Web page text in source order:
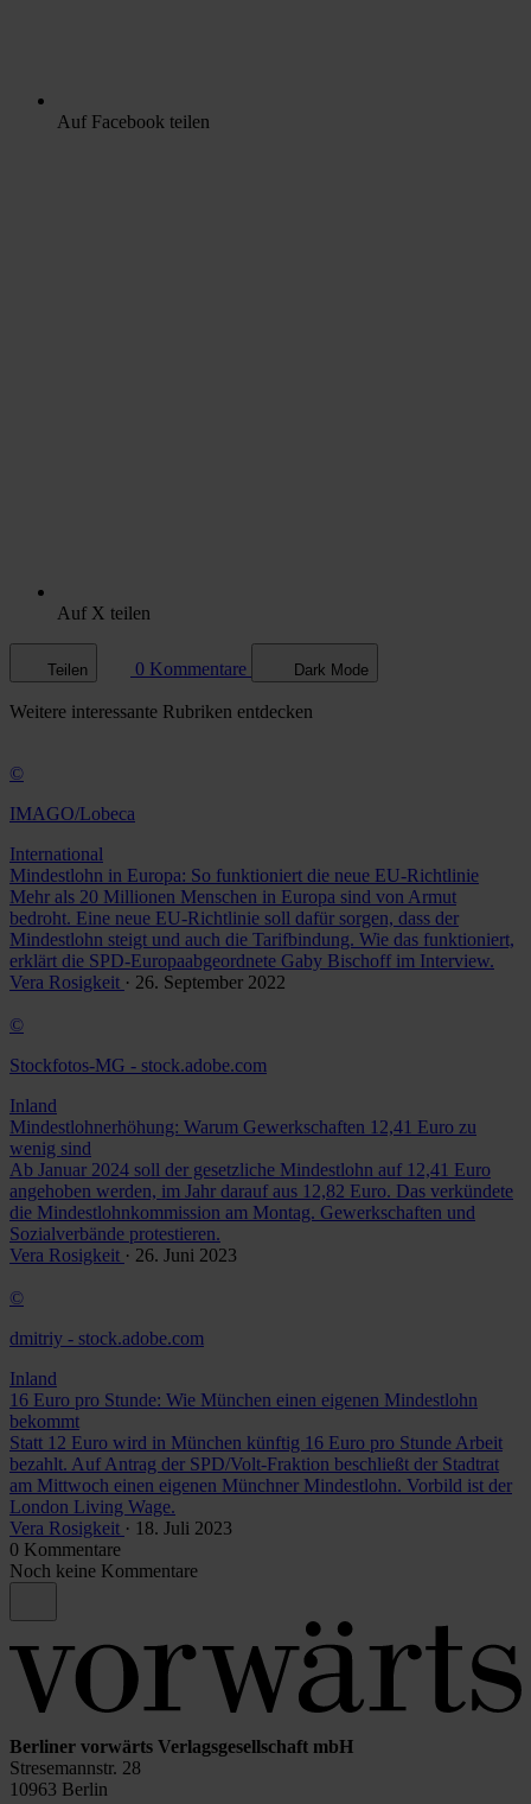
Auf Facebook teilen
Auf X teilen
Teilen 0 Kommentare Dark Mode
Weitere interessante Rubriken entdecken
©
IMAGO/Lobeca
International
Mindestlohn in Europa: So funktioniert die neue EU-Richtlinie
Mehr als 20 Millionen Menschen in Europa sind von Armut
bedroht. Eine neue EU-Richtlinie soll dafür sorgen, dass der
Mindestlohn steigt und auch die Tarifbindung. Wie das funktioniert,
erklärt die SPD-Europaabgeordnete Gaby Bischoff im Interview.
Vera Rosigkeit · 26. September 2022
©
Stockfotos-MG - stock.adobe.com
Inland
Mindestlohnerhöhung: Warum Gewerkschaften 12,41 Euro zu
wenig sind
Ab Januar 2024 soll der gesetzliche Mindestlohn auf 12,41 Euro
angehoben werden, im Jahr darauf aus 12,82 Euro. Das verkündete
die Mindestlohnkommission am Montag. Gewerkschaften und
Sozialverbände protestieren.
Vera Rosigkeit · 26. Juni 2023
©
dmitriy - stock.adobe.com
Inland
16 Euro pro Stunde: Wie München einen eigenen Mindestlohn
bekommt
Statt 12 Euro wird in München künftig 16 Euro pro Stunde Arbeit
bezahlt. Auf Antrag der SPD/Volt-Fraktion beschließt der Stadtrat
am Mittwoch einen eigenen Münchner Mindestlohn. Vorbild ist der
London Living Wage.
Vera Rosigkeit · 18. Juli 2023
0 Kommentare
Noch keine Kommentare
Berliner vorwärts Verlagsgesellschaft mbH
Stresemannstr. 28
10963 Berlin